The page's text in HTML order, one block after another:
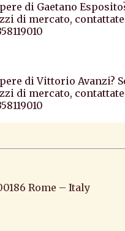
di Gaetano
di mercato,
di Vittorio
di mercato,
Rome – Italy